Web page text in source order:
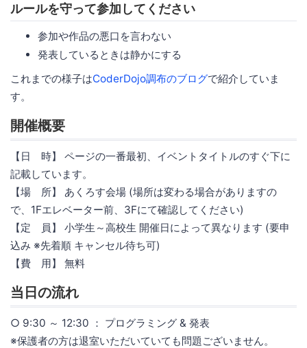
ルールを守って参加してください
参加や作品の悪口を言わない
発表しているときは静かにする
これまでの様子はCoderDojo調布のブログで紹介していま
す。
開催概要
【日 時】 ページの一番最初、イベントタイトルのすぐ下に
記載しています。
【場 所】 あくろす会場 (場所は変わる場合がありますの
で、1Fエレベーター前、3Fにて確認してください)
【定 員】 小学生～高校生 開催日によって異なります (要申
込み ※先着順 キャンセル待ち可)
【費 用】 無料
当日の流れ
○ 9:30 ～ 12:30 ： プログラミング & 発表
※保護者の方は退室いただいていても問題ございません。